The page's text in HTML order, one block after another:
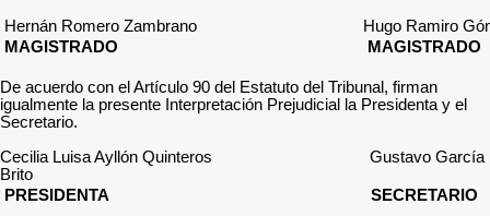
Hernán Romero Zambrano Hugo Ramiro
MAGISTRADO MAGISTRADO
De acuerdo con el Artículo 90 del Estatuto del Tribunal, firman
igualmente la presente Interpretación Prejudicial la Presidenta y el
Secretario.
Cecilia Luisa Ayllón Quinteros Gustavo García
Brito
PRESIDENTA SECRETARIO